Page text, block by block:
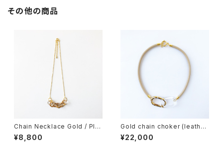
その他の商品
Chain Necklace Gold / Plat
inum
¥8,800
Gold chain choker (leathe
r)
¥22,000